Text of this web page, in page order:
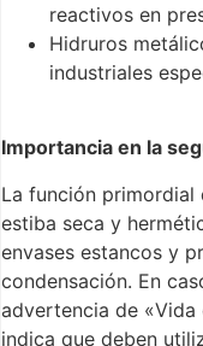
reactivos en
Hidruros
industriales
Importancia en la
La función primordial
estiba seca y
envases estancos y
condensación. En
advertencia de
indica que deben